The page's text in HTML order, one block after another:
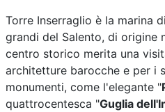
Torre Inserraglio è la marina di
grandi del Salento, di origine
centro storico merita una
architetture barocche e per i
monumenti, come l'elegante "
quattrocentesca "Guglia